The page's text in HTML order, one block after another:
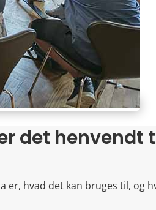
det henvendt
er, hvad det kan bruges til,